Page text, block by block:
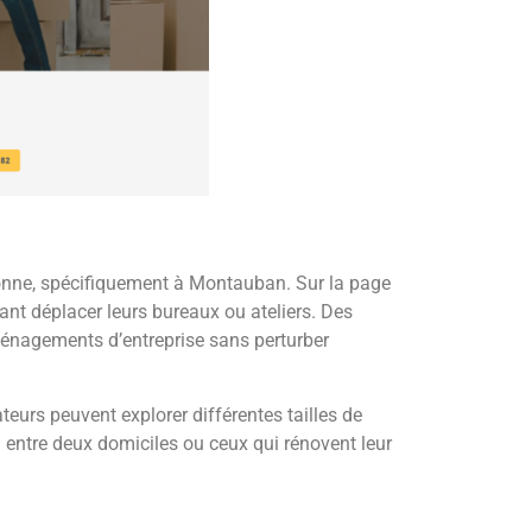
spécifiquement à Montauban. Sur la page
déplacer leurs bureaux ou ateliers. Des
d’entreprise sans perturber
peuvent explorer différentes tailles de
deux domiciles ou ceux qui rénovent leur